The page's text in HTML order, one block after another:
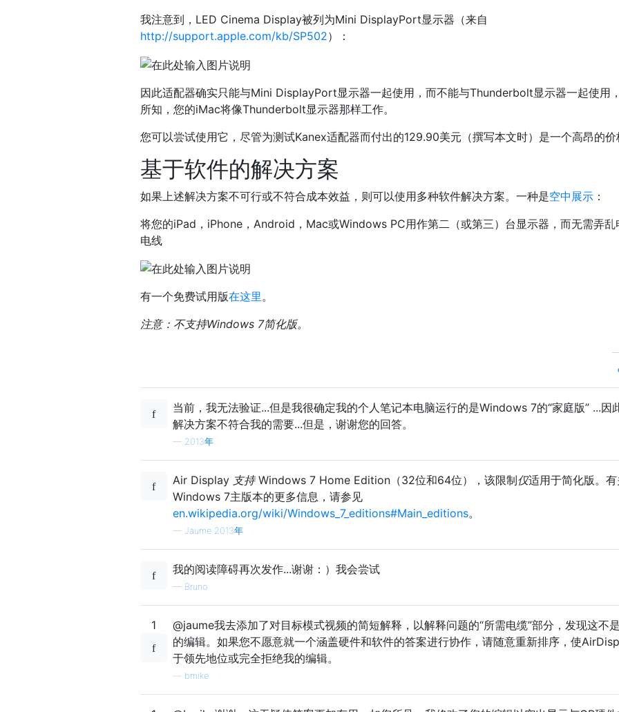
我注意到，LED Cinema Display被列为Mini DisplayPort显示器（来自
http://support.apple.com/kb/SP502）：
因此适配器确实只能与Mini DisplayPort显示器一起使用，而不能与Thunderbolt显示器一起使用
所知，您的iMac将像Thunderbolt显示器那样工作。
您可以尝试使用它，尽管为测试Kanex适配器而付出的129.90美元（撰写本文时）是一个高昂的价
基于软件的解决方案
如果上述解决方案不可行或不符合成本效益，则可以使用多种软件解决方案。一种是空中展示 ：
将您的iPad，iPhone，Android，Mac或Windows PC用作第二（或第三）台显示器，而无需弄乱
电线
有一个免费试用版在这里。
注意：不支持Windows 7简化版。
当前，我无法验证...但是我很确定我的个人笔记本电脑运行的是Windows 7的“家庭版” ...因
解决方案不符合我的需要...但是，谢谢您的回答。
— 2013年
Air Display 支持Windows 7 Home Edition（32位和64位），该限制仅适用于简化版。有
Windows 7主版本的更多信息，请参见
en.wikipedia.org/wiki/Windows_7_editions#Main_editions。
— Jaume 2013年
我的阅读障碍再次发作...谢谢：）我会尝试
— Bruno
1
@jaume我去添加了对目标模式视频的简短解释，以解释问题的“所需电缆”部分，发现这不
的编辑。如果您不愿意就一个涵盖硬件和软件的答案进行协作，请随意重新排序，使
于领先地位或完全拒绝我的编辑。
bmike